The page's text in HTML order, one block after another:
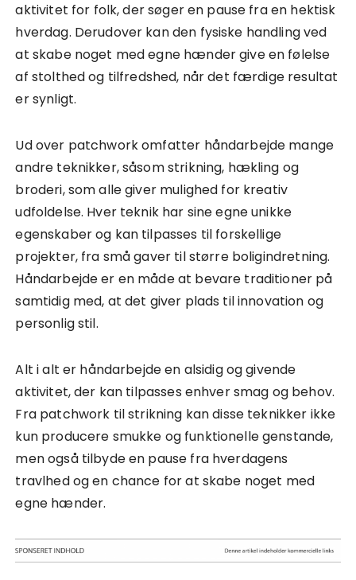
aktivitet for folk, der søger en pause fra en hektisk
hverdag. Derudover kan den fysiske handling ved
at skabe noget med egne hænder give en følelse
af stolthed og tilfredshed, når det færdige resultat
er synligt.
Ud over patchwork omfatter håndarbejde mange
andre teknikker, såsom strikning, hækling og
broderi, som alle giver mulighed for kreativ
udfoldelse. Hver teknik har sine egne unikke
egenskaber og kan tilpasses til forskellige
projekter, fra små gaver til større boligindretning.
Håndarbejde er en måde at bevare traditioner på
samtidig med, at det giver plads til innovation og
personlig stil.
Alt i alt er håndarbejde en alsidig og givende
aktivitet, der kan tilpasses enhver smag og behov.
Fra patchwork til strikning kan disse teknikker ikke
kun producere smukke og funktionelle genstande,
men også tilbyde en pause fra hverdagens
travlhed og en chance for at skabe noget med
egne hænder.